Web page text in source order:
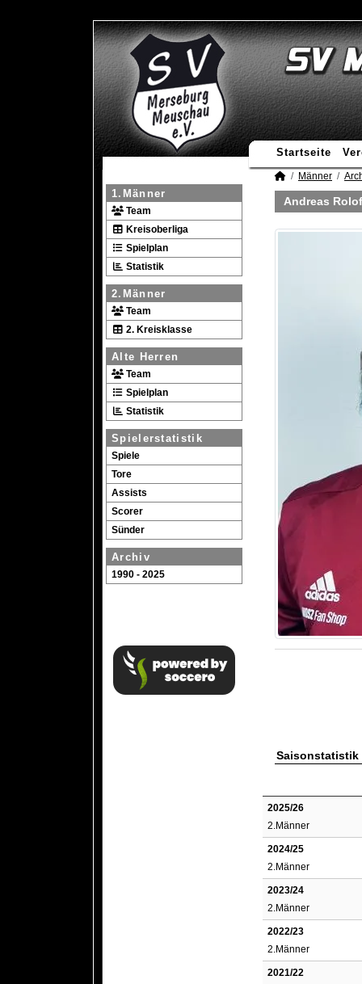
Startseite
1.Männer
Team
Kreisoberliga
Spielplan
Statistik
2.Männer
Team
2. Kreisklasse
Alte Herren
Team
Spielplan
Statistik
Spielerstatistik
Spiele
Tore
Assists
Scorer
Sünder
Archiv
1990 - 2025
Männer
Andreas
Saisonstatistik
2025/26
2.Männer
2024/25
2.Männer
2023/24
2.Männer
2022/23
2.Männer
2021/22